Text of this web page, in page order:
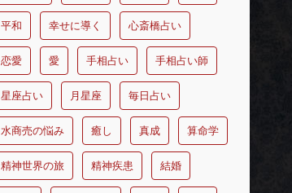
平和 幸せに導く 心斎橋占い
恋愛 愛 手相占い 手相占い師
星座占い 月星座 毎日占い
水商売の悩み 癒し 真成 算命学
精神世界の旅 精神疾患 結婚